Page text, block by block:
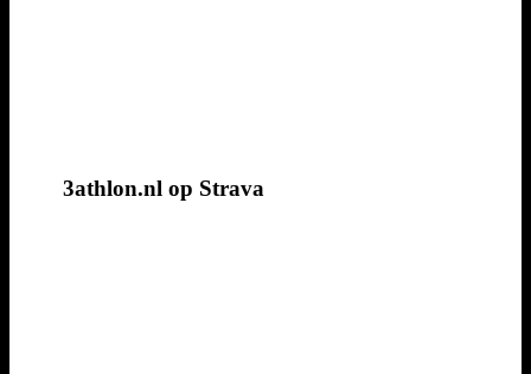
3athlon.nl op Strava